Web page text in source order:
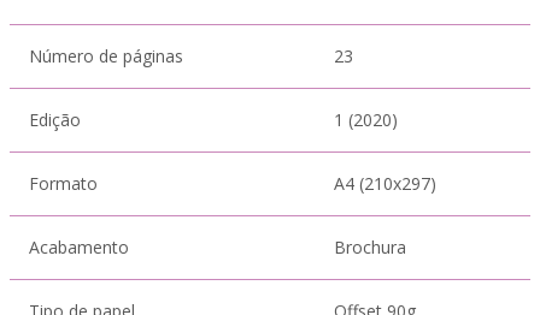
Número de páginas 23
Edição 1 (2020)
Formato A4 (210x297)
Acabamento Brochura